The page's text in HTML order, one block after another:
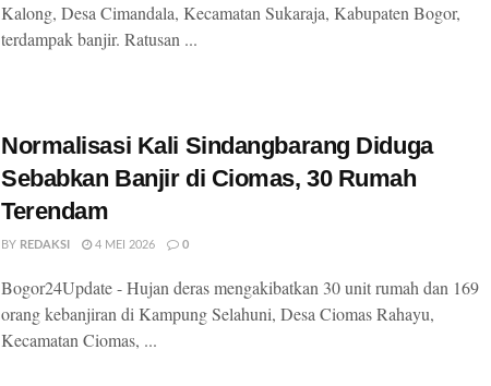
Kalong, Desa Cimandala, Kecamatan Sukaraja, Kabupaten Bogor,
terdampak banjir. Ratusan ...
Normalisasi Kali Sindangbarang Diduga
Sebabkan Banjir di Ciomas, 30 Rumah
Terendam
BY REDAKSI 4 MEI 2026 0
Bogor24Update - Hujan deras mengakibatkan 30 unit rumah dan 169
orang kebanjiran di Kampung Selahuni, Desa Ciomas Rahayu,
Kecamatan Ciomas, ...